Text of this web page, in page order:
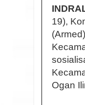
19),
Ogan